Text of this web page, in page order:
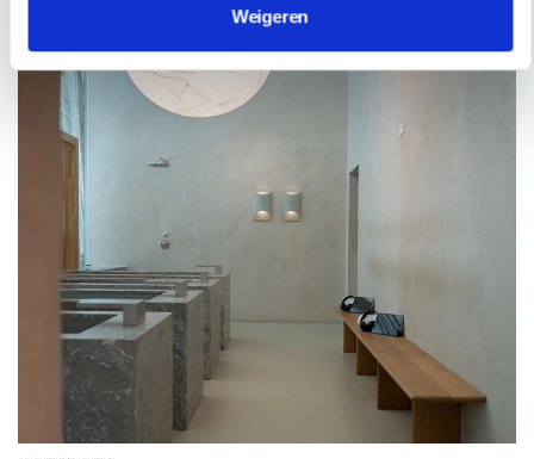
Weigeren